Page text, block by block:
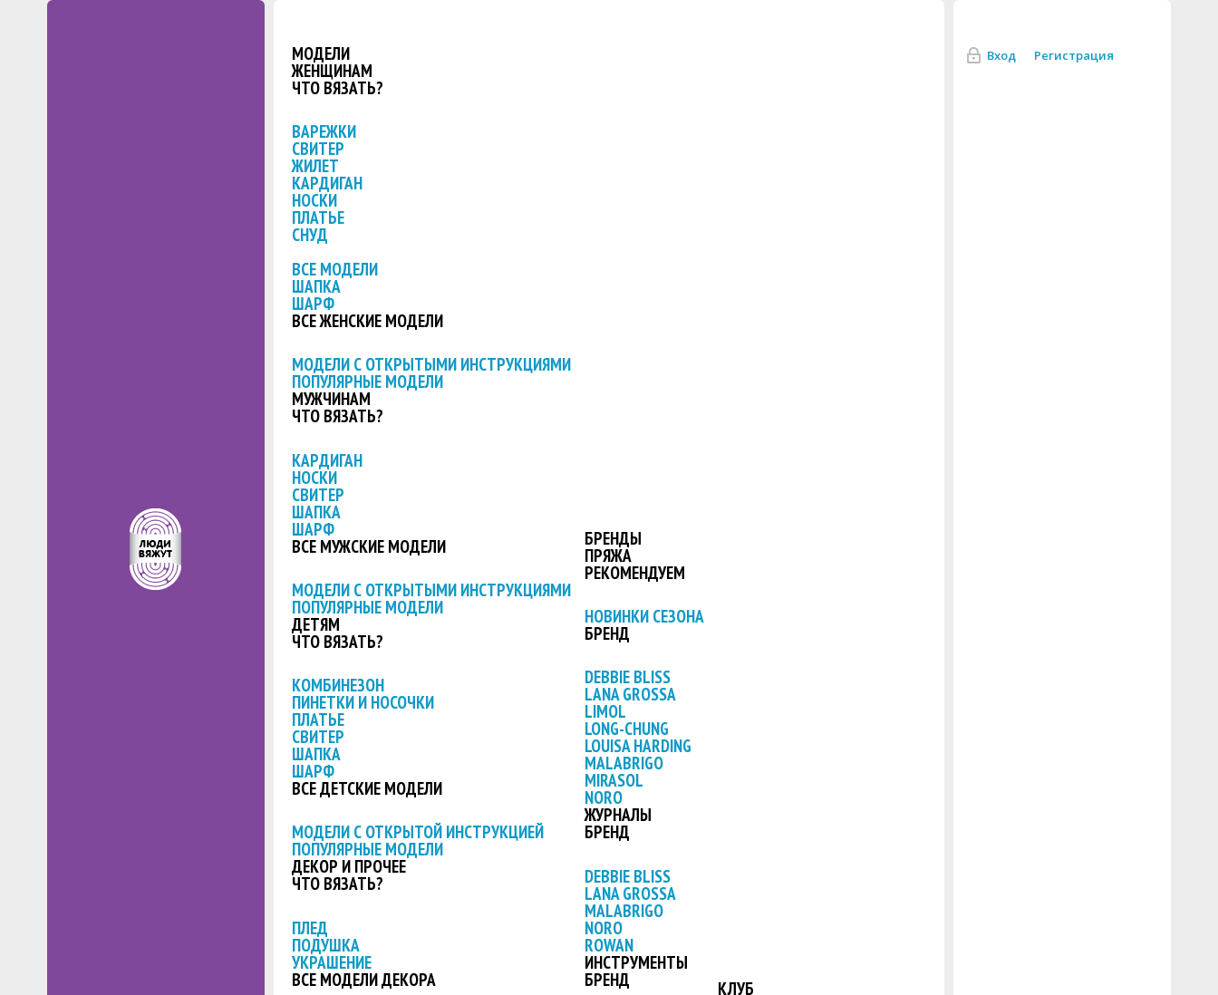
МОДЕЛИ
ЖЕНЩИНАМ
ЧТО ВЯЗАТЬ?
ВАРЕЖКИ
СВИТЕР
ЖИЛЕТ
КАРДИГАН
НОСКИ
ПЛАТЬЕ
СНУД
ВСЕ МОДЕЛИ
ШАПКА
ШАРФ
ВСЕ ЖЕНСКИЕ МОДЕЛИ
МОДЕЛИ С ОТКРЫТЫМИ ИНСТРУКЦИЯМИ
ПОПУЛЯРНЫЕ МОДЕЛИ
МУЖЧИНАМ
ЧТО ВЯЗАТЬ?
КАРДИГАН
НОСКИ
СВИТЕР
ШАПКА
ШАРФ
ВСЕ МУЖСКИЕ МОДЕЛИ
МОДЕЛИ С ОТКРЫТЫМИ ИНСТРУКЦИЯМИ
ПОПУЛЯРНЫЕ МОДЕЛИ
ДЕТЯМ
ЧТО ВЯЗАТЬ?
КОМБИНЕЗОН
ПИНЕТКИ И НОСОЧКИ
ПЛАТЬЕ
СВИТЕР
ШАПКА
ШАРФ
ВСЕ ДЕТСКИЕ МОДЕЛИ
МОДЕЛИ С ОТКРЫТОЙ ИНСТРУКЦИЕЙ
ПОПУЛЯРНЫЕ МОДЕЛИ
ДЕКОР И ПРОЧЕЕ
ЧТО ВЯЗАТЬ?
ПЛЕД
ПОДУШКА
УКРАШЕНИЕ
ВСЕ МОДЕЛИ ДЕКОРА
БРЕНДЫ
ПРЯЖА
РЕКОМЕНДУЕМ
НОВИНКИ СЕЗОНА
БРЕНД
DEBBIE BLISS
LANA GROSSA
LIMOL
LONG-CHUNG
LOUISA HARDING
MALABRIGO
MIRASOL
NORO
ЖУРНАЛЫ
БРЕНД
DEBBIE BLISS
LANA GROSSA
MALABRIGO
NORO
ROWAN
ИНСТРУМЕНТЫ
БРЕНД КЛУБ
Вход Регистрация